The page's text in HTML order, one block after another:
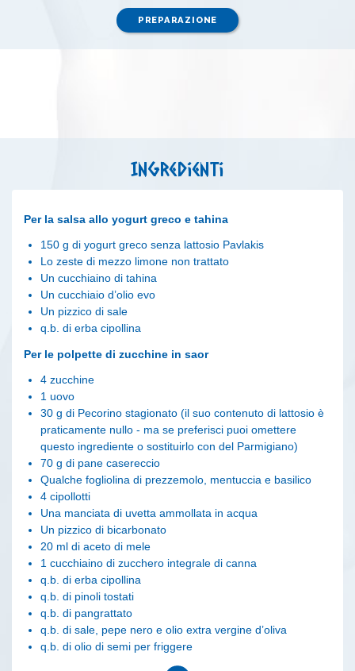
PREPARAZIONE
Ingredienti
Per la salsa allo yogurt greco e tahina
150 g di yogurt greco senza lattosio Pavlakis
Lo zeste di mezzo limone non trattato
Un cucchiaino di tahina
Un cucchiaio d’olio evo
Un pizzico di sale
q.b. di erba cipollina
Per le polpette di zucchine in saor
4 zucchine
1 uovo
30 g di Pecorino stagionato (il suo contenuto di lattosio è
praticamente nullo - ma se preferisci puoi omettere
questo ingrediente o sostituirlo con del Parmigiano)
70 g di pane casereccio
Qualche fogliolina di prezzemolo, mentuccia e basilico
4 cipollotti
Una manciata di uvetta ammollata in acqua
Un pizzico di bicarbonato
20 ml di aceto di mele
1 cucchiaino di zucchero integrale di canna
q.b. di erba cipollina
q.b. di pinoli tostati
q.b. di pangrattato
q.b. di sale, pepe nero e olio extra vergine d’oliva
q.b. di olio di semi per friggere